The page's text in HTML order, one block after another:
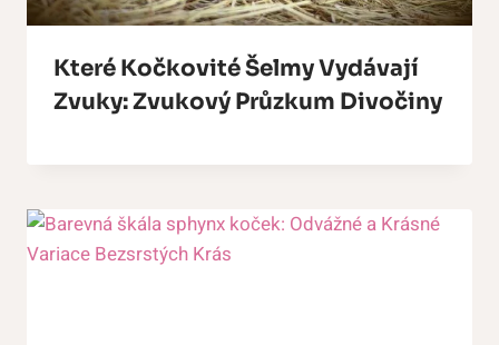
Které Kočkovité Šelmy Vydávají
Zvuky: Zvukový Průzkum Divočiny